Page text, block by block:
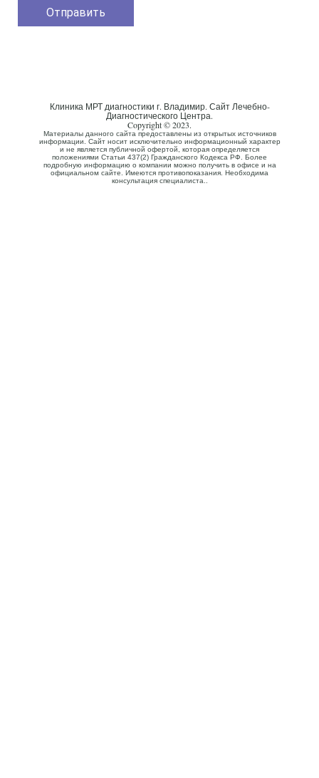
Клиника МРТ диагностики г. Владимир. Сайт Лечебно-
Диагностического Центра.
Copyright © 2023.
Материалы данного сайта предоставлены из открытых источников
информации. Сайт носит исключительно информационный характер
и не является публичной офертой, которая определяется
положениями Статьи 437(2) Гражданского Кодекса РФ. Более
подробную информацию о компании можно получить в офисе и на
официальном сайте. Имеются противопоказания. Необходима
консультация специалиста..